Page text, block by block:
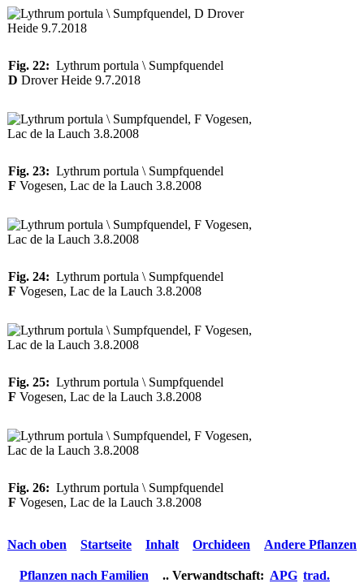
Fig. 22: Lythrum portula \ Sumpfquendel
D Drover Heide 9.7.2018
Fig. 23: Lythrum portula \ Sumpfquendel
F Vogesen, Lac de la Lauch 3.8.2008
Fig. 24: Lythrum portula \ Sumpfquendel
F Vogesen, Lac de la Lauch 3.8.2008
Fig. 25: Lythrum portula \ Sumpfquendel
F Vogesen, Lac de la Lauch 3.8.2008
Fig. 26: Lythrum portula \ Sumpfquendel
F Vogesen, Lac de la Lauch 3.8.2008
Nach oben Startseite Inhalt Orchideen Andere Pflanzen
Pflanzen nach Familien .. Verwandtschaft: APG trad.